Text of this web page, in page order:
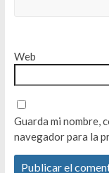
Web
Guarda mi nombre,
navegador para la